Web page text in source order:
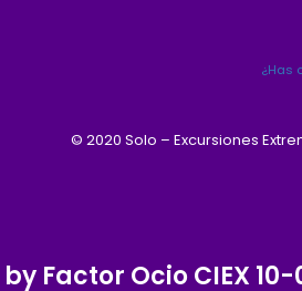
¿Has
© 2020 Solo – Excursiones
Factor Ocio CIEX